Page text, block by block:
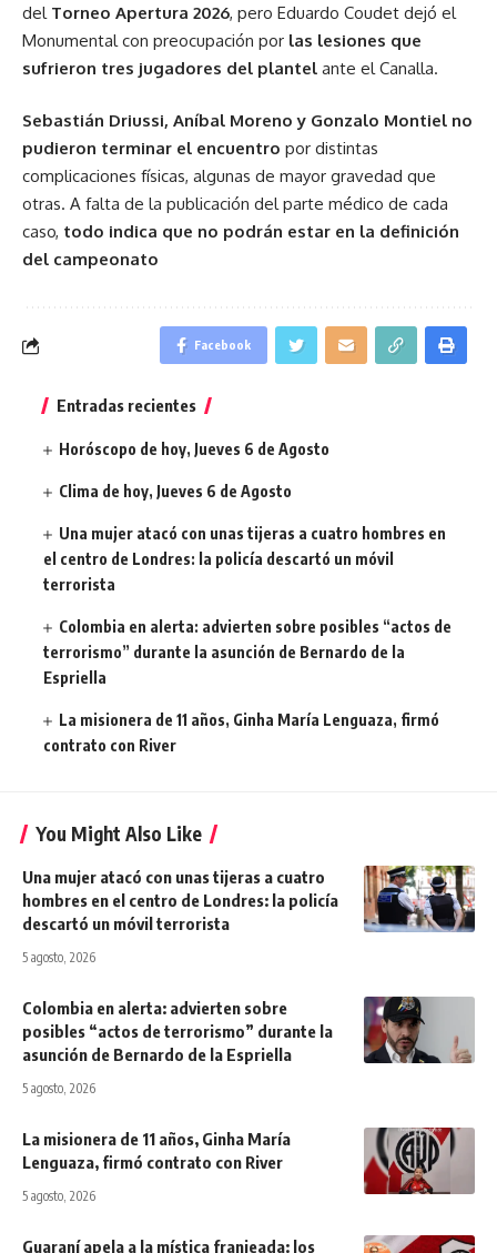
del Torneo Apertura 2026, pero Eduardo Coudet dejó el
Monumental con preocupación por las lesiones que
sufrieron tres jugadores del plantel ante el Canalla.
Sebastián Driussi, Aníbal Moreno y Gonzalo Montiel no
pudieron terminar el encuentro por distintas
complicaciones físicas, algunas de mayor gravedad que
otras. A falta de la publicación del parte médico de cada
caso, todo indica que no podrán estar en la definición
del campeonato
Facebook
Entradas recientes
Horóscopo de hoy, Jueves 6 de Agosto
Clima de hoy, Jueves 6 de Agosto
Una mujer atacó con unas tijeras a cuatro hombres en
el centro de Londres: la policía descartó un móvil
terrorista
Colombia en alerta: advierten sobre posibles “actos de
terrorismo” durante la asunción de Bernardo de la
Espriella
La misionera de 11 años, Ginha María Lenguaza, firmó
contrato con River
You Might Also Like
Una mujer atacó con unas tijeras a cuatro
hombres en el centro de Londres: la policía
descartó un móvil terrorista
5 agosto, 2026
Colombia en alerta: advierten sobre
posibles “actos de terrorismo” durante la
asunción de Bernardo de la Espriella
5 agosto, 2026
La misionera de 11 años, Ginha María
Lenguaza, firmó contrato con River
5 agosto, 2026
Guaraní apela a la mística franjeada: los